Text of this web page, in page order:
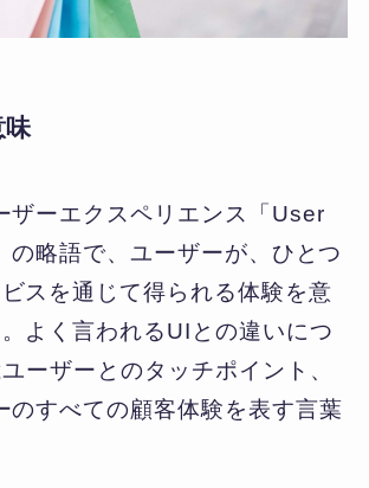
味
ザーエクスペリエンス「User
略語で、ユーザーが、ひとつ
スを通じて得られる体験を意
よく言われるUIとの違いにつ
ーザーとのタッチポイント、
のすべての顧客体験を表す言葉